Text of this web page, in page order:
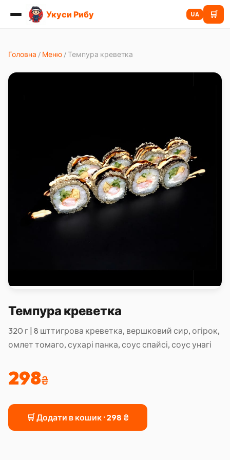
Укуси Рибу UA 🛒
Головна / Меню/Темпура креветка
Темпура креветка
320 г | 8 шттигрова креветка, вершковий сир, огірок,
омлет томаго, сухарі панка, соус спайсі, соус унагі
298₴
🛒 Додати в кошик ·298 ₴